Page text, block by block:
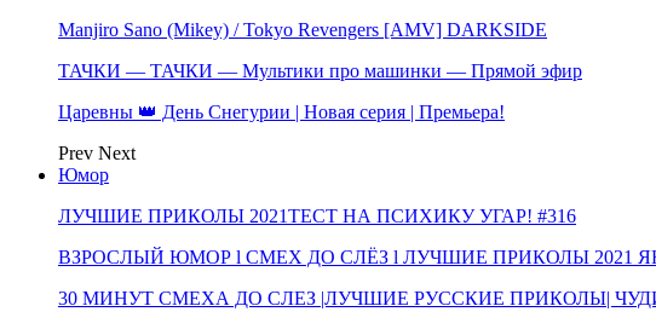
Manjiro Sano (Mikey) / Tokyo Revengers [AMV] DARKSIDE
ТАЧКИ — ТАЧКИ — Мультики про машинки — Прямой эфир
Царевны 👑 День Снегурии | Новая серия | Премьера!
Prev Next
Юмор
ЛУЧШИЕ ПРИКОЛЫ 2021ТЕСТ НА ПСИХИКУ УГАР! #316
ВЗРОСЛЫЙ ЮМОР l СМЕХ ДО СЛЁЗ l ЛУЧШИЕ ПРИКОЛЫ 2021
30 МИНУТ СМЕХА ДО СЛЕЗ |ЛУЧШИЕ РУССКИЕ ПРИКОЛЫ|